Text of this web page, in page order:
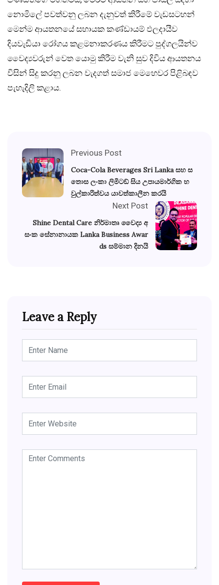
නොමිලේ පවත්වනු ලබන දැනුවත් කිරීමේ වැඩසටහන්
මෙන්ම ආයතනයේ සහායක කණ්ඩායම් ඵලදායීව
දියවැඩියා රෝගය කළමනාකරණය කිරීමට පුද්ගලයින්ව
වෛද්‍යවරුන් වෙත යොමු කිරීම වැනි සුව දිවිය ආයතනය
විසින් සිදු කරනු ලබන වැදගත් සමාජ මෙහෙවර පිළිබඳව
පැහැදිලි කළාය.
Previous Post
Coca-Cola Beverages Sri Lanka සහ ස
තොස ලංකා ලිමිටඞ් සිය උපායමාර්ගික හ
වුල්කාරිත්වය යාවත්කාලීන කරයි
Next Post
Shine Dental Care නිර්මාතෘ වෛද්‍ය අ
සංක සේනානායක Lanka Business Awar
ds සම්මාන දිනයි
Leave a Reply